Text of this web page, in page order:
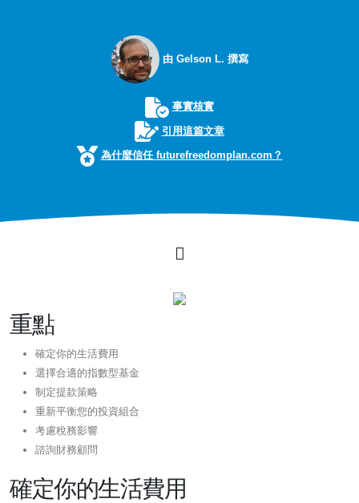
由 Gelson L. 撰寫
事實核實
引用這篇文章
為什麼信任 futurefreedomplan.com？
重點
確定你的生活費用
選擇合適的指數型基金
制定提款策略
重新平衡您的投資組合
考慮稅務影響
諮詢財務顧問
確定你的生活費用